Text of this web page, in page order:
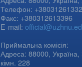
Телефон:
Факс: +380312613396
E-mail:
Приймальна комісія:
Адреса: 88000, Україна,
кімн. 228